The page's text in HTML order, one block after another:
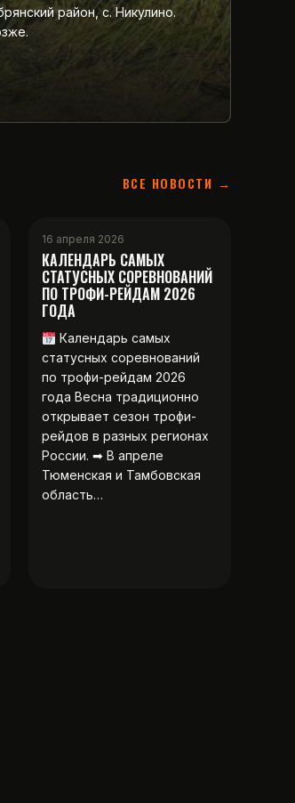
район, с. Никулино.
ВСЕ НОВОСТИ →
16 апреля 2026
КАЛЕНДАРЬ САМЫХ
СТАТУСНЫХ СОРЕВНОВАНИЙ
ПО ТРОФИ-РЕЙДАМ 2026
ГОДА
Календарь самых
статусных соревнований
по трофи-рейдам 2026
года Весна традиционно
открывает сезон трофи-
рейдов в разных регионах
России. ➡ В апреле
Тюменская и Тамбовская
область…